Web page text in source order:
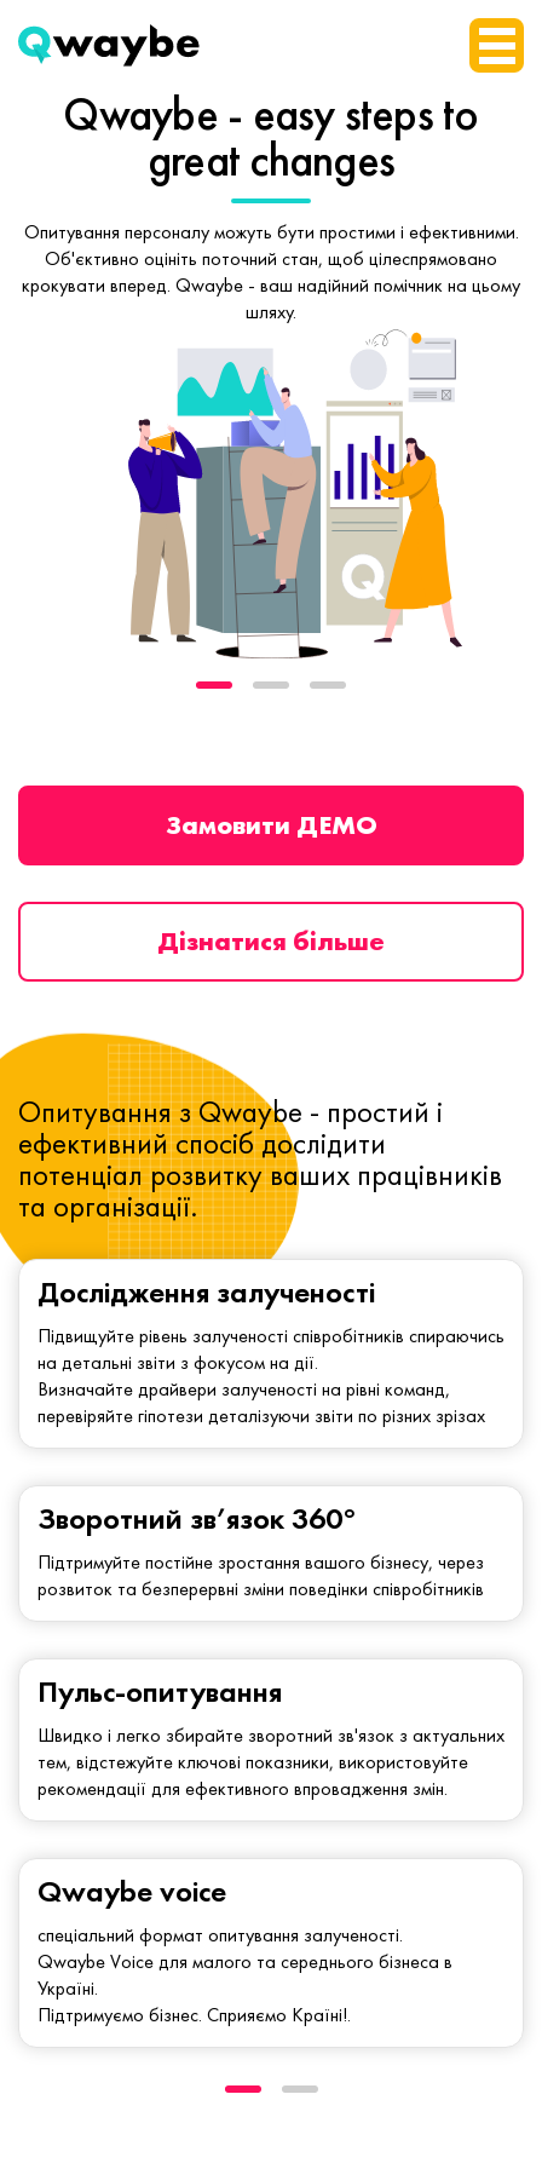
Qwaybe - easy stepsto
great changes
Опитування персоналу можуть бути простими і ефективними.
Об'єктивно оцініть поточний стан, щоб цілеспрямовано
крокувати вперед. Qwaybe - ваш надійний помічник на цьому
шляху.
Замовити ДЕМО
Дізнатися більше
Дослідження залученості
Підвищуйте рівень залученості співробітників спираючись
на детальні звіти з фокусом на дії.
Визначайте драйвери залученості на рівні команд,
перевіряйте гіпотези деталізуючи звіти по різних зрізах
Зворотний зв’язок 360°
Підтримуйте постійне зростання вашого бізнесу, через
розвиток та безперервні зміни поведінки співробітників
Опитування з Qwaybe - простий і
ефективний спосіб дослідити
потенціал розвитку ваших працівників
та організації.
Qwaybe voice
спеціальний формат опитування залученості.
Qwaybe Voice для малого та середнього бізнеса в
Україні.
Підтримуємо бізнес. Сприяємо Країні!.
Пульс-опитування
Швидко і легко збирайте зворотний зв'язок з актуальних
тем, відстежуйте ключові показники, використовуйте
рекомендації для ефективного впровадження змін.